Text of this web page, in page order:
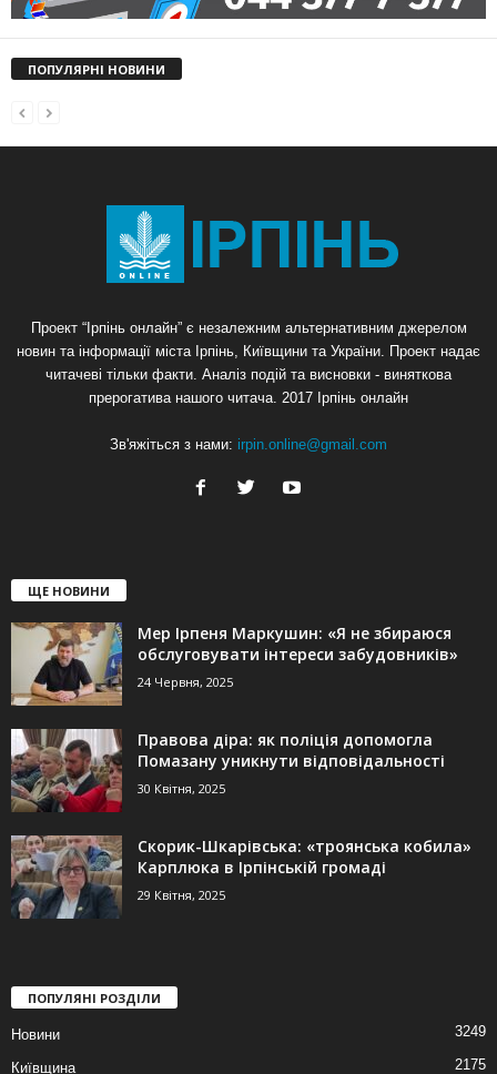
ПОПУЛЯРНІ НОВИНИ
Проект “Ірпінь онлайн” є незалежним альтернативним джерелом
новин та інформації міста Ірпінь, Київщини та України. Проект надає
читачеві тільки факти. Аналіз подій та висновки - виняткова
прерогатива нашого читача. 2017 Ірпінь онлайн
Зв'яжіться з нами: irpin.online@gmail.com
ЩЕ НОВИНИ
Мер Ірпеня Маркушин: «Я не збираюся
обслуговувати інтереси забудовників»
24 Червня, 2025
Правова діра: як поліція допомогла
Помазану уникнути відповідальності
30 Квітня, 2025
Скорик-Шкарівська: «троянська кобила»
Карплюка в Ірпінській громаді
29 Квітня, 2025
ПОПУЛЯНІ РОЗДІЛИ
Новини 3249
Київщина 2175